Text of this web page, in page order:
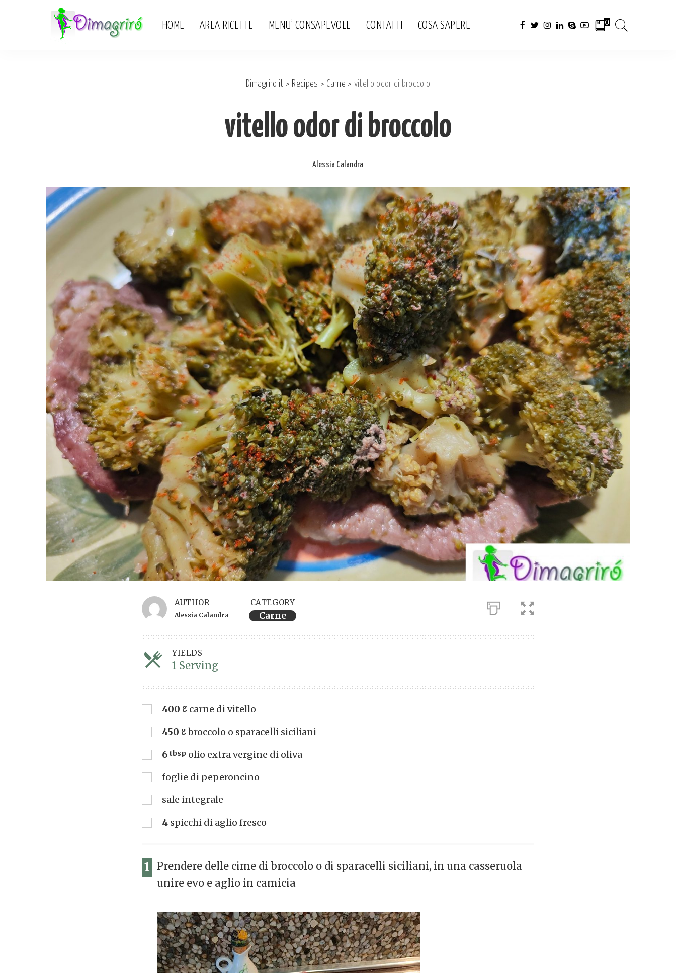
HOME AREA RICETTE MENU’ CONSAPEVOLE CONTATTI COSA SAPERE 0
Dimagriro.it > Recipes > Carne > vitello odor di broccolo
vitello odor di broccolo
Posted
Alessia Calandra
AUTHOR
Alessia Calandra
CATEGORY
Carne
YIELDS
1 Serving
400 g carne di vitello
450 g broccolo o sparacelli siciliani
6 tbsp olio extra vergine di oliva
foglie di peperoncino
sale integrale
4 spicchi di aglio fresco
1
Prendere delle cime di broccolo o di sparacelli siciliani, in una casseruola
unire evo e aglio in camicia